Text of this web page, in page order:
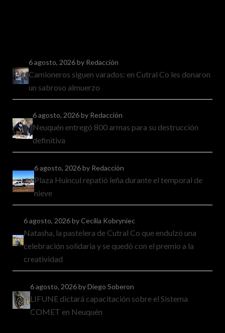
6 agosto, 2026by Redacción
Camioneros siguen varados: en Cutral Co les donaron
un sabroso almuerzo
6 agosto, 2026by Redacción
Neuquén entregó 800 armas para su destrucción
definitiva
6 agosto, 2026by Redacción
Plaza Huincul repatió leña durante el temporal de
nieve
6 agosto, 2026by Cecilia Kobryniec
Natasha, la pastelera de Cutral Co que endulzó una
celebración solidaria y se quedó con el premio a la
creatividad
6 agosto, 2026by Diego Soberon
LIFUNE dictará capacitación sobre el Sistema
COMET en Neuquén